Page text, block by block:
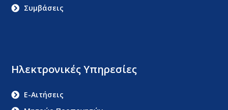
Ηλεκτρονικές Υπηρεσίες
E-Αιτήσεις
Συμβάσεις